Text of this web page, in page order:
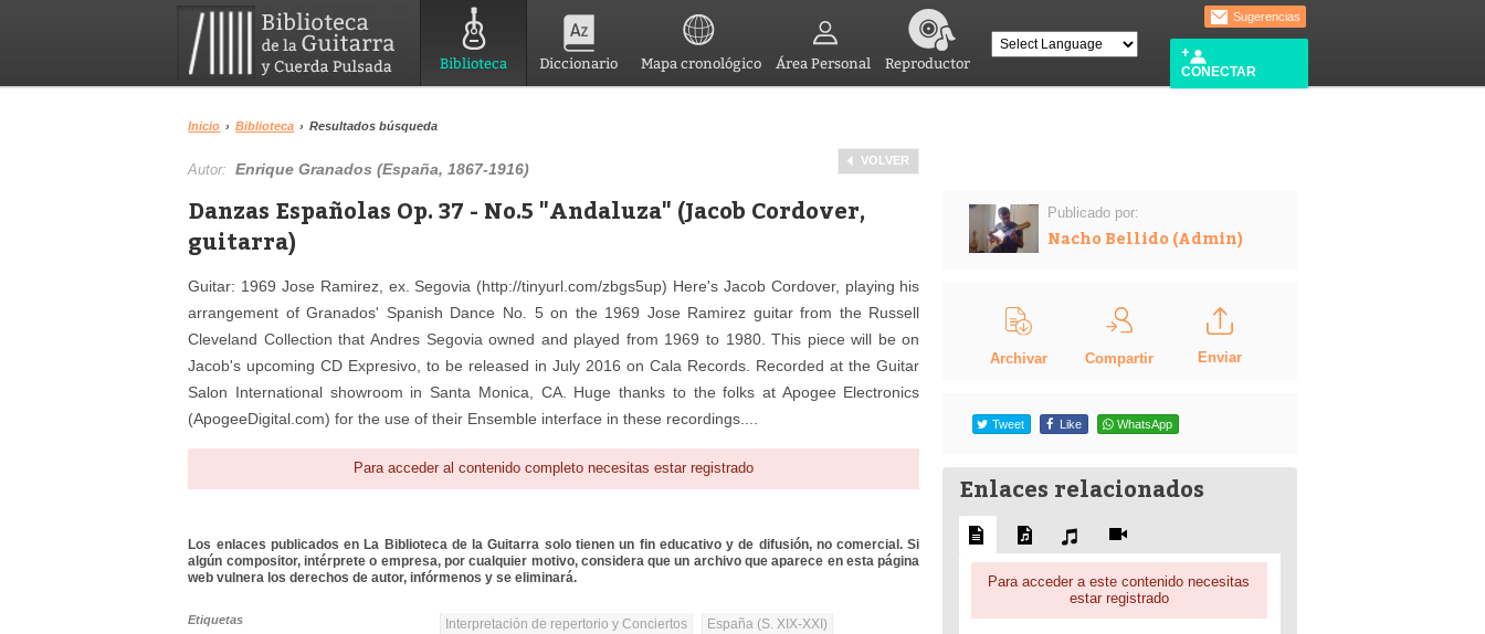
Biblioteca Diccionario Mapa cronológico Área Personal Reproductor
Sugerencias
CONECTAR
Inicio › Biblioteca › Resultados búsqueda
VOLVER
Autor:Enrique Granados (España, 1867-1916)
Danzas Españolas Op. 37 - No.5 "Andaluza" (Jacob Cordover,
guitarra)
Guitar: 1969 Jose Ramirez, ex. Segovia (http://tinyurl.com/zbgs5up) Here's Jacob Cordover, playing his
arrangement of Granados' Spanish Dance No. 5 on the 1969 Jose Ramirez guitar from the Russell
Cleveland Collection that Andres Segovia owned and played from 1969 to 1980. This piece will be on
Jacob's upcoming CD Expresivo, to be released in July 2016 on Cala Records. Recorded at the Guitar
Salon International showroom in Santa Monica, CA. Huge thanks to the folks at Apogee Electronics
(ApogeeDigital.com) for the use of their Ensemble interface in these recordings....
Para acceder al contenido completo necesitas estar registrado
Los enlaces publicados en La Biblioteca de la Guitarra solo tienen un fin educativo y de difusión, no comercial. Si
algún compositor, intérprete o empresa, por cualquier motivo, considera que un archivo que aparece en esta página
web vulnera los derechos de autor, infórmenos y se eliminará.
Etiquetas Interpretación de repertorio y Conciertos España (S. XIX-XXI)
Publicado por:
Nacho Bellido (Admin)
Archivar Compartir Enviar
Tweet Like WhatsApp
Enlaces relacionados
Para acceder a este contenido necesitas
estar registrado